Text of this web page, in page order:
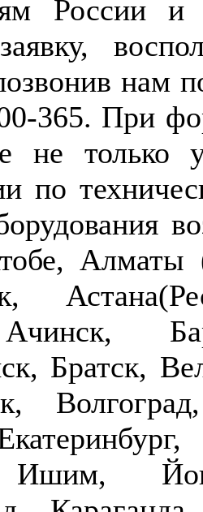
России
нам
365. При
не только
по
Братск,
Ишим,